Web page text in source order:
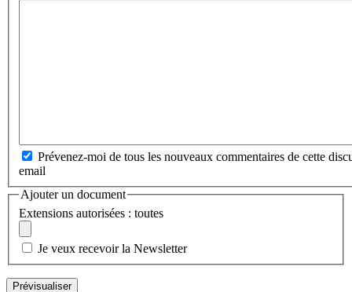
Prévenez-moi de tous les nouveaux commentaires de cette
email
Ajouter un document
Extensions autorisées : toutes
Je veux recevoir la Newsletter